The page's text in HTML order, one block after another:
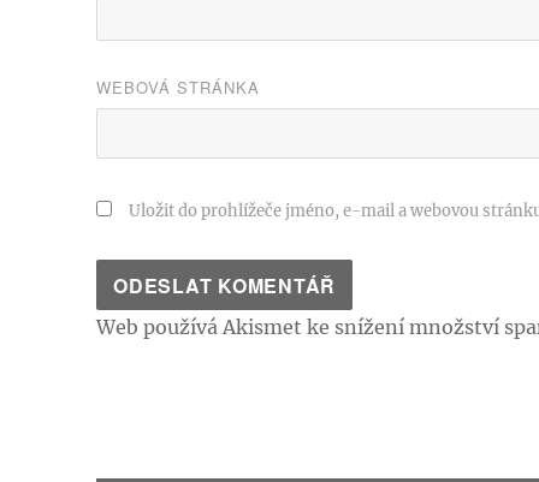
WEBOVÁ STRÁNKA
Uložit do prohlížeče jméno, e-mail a webovou
Web používá Akismet ke snížení množství